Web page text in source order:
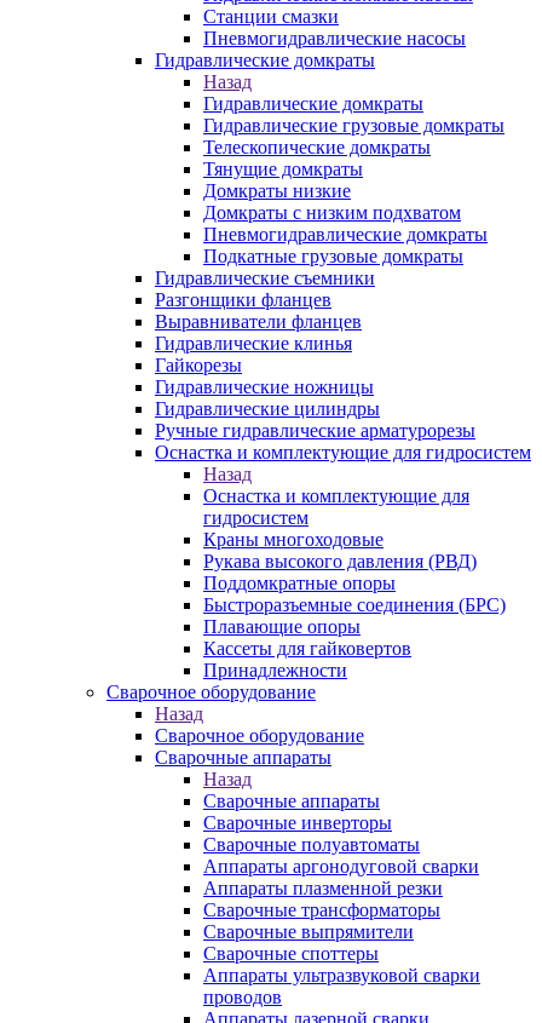
Станции смазки
Пневмогидравлические насосы
Гидравлические домкраты
Назад
Гидравлические домкраты
Гидравлические грузовые домкраты
Телескопические домкраты
Тянущие домкраты
Домкраты низкие
Домкраты с низким подхватом
Пневмогидравлические домкраты
Подкатные грузовые домкраты
Гидравлические съемники
Разгонщики фланцев
Выравниватели фланцев
Гидравлические клинья
Гайкорезы
Гидравлические ножницы
Гидравлические цилиндры
Ручные гидравлические арматурорезы
Оснастка и комплектующие для гидросистем
Назад
Оснастка и комплектующие для
гидросистем
Краны многоходовые
Рукава высокого давления (РВД)
Поддомкратные опоры
Быстроразъемные соединения (БРС)
Плавающие опоры
Кассеты для гайковертов
Принадлежности
Сварочное оборудование
Назад
Сварочное оборудование
Сварочные аппараты
Назад
Сварочные аппараты
Сварочные инверторы
Сварочные полуавтоматы
Аппараты аргонодуговой сварки
Аппараты плазменной резки
Сварочные трансформаторы
Сварочные выпрямители
Сварочные споттеры
Аппараты ультразвуковой сварки
проводов
Аппараты лазерной сварки